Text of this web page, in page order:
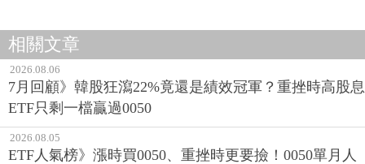
相關文章
2026.08.06
7月回顧》韓股狂瀉22%竟還是績效冠軍？重挫時高股息
ETF只剩一檔贏過0050
2026.08.05
ETF人氣榜》漲時買0050、重挫時更要撿！0050單月人